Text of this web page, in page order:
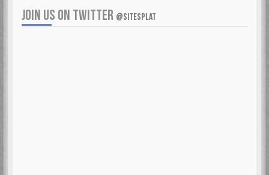
JOIN US ON TWITTER @SITESPLAT